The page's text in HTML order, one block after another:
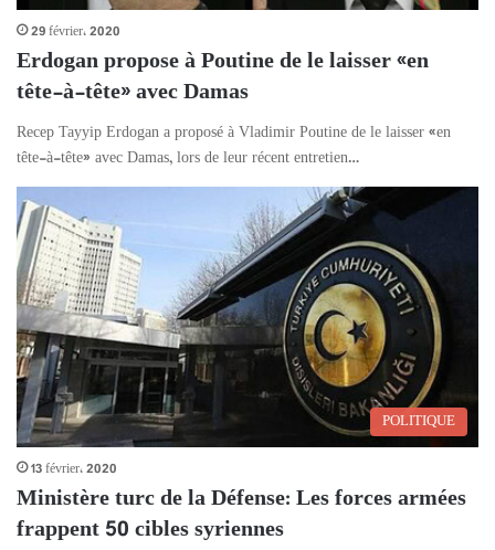
29 février، 2020
Erdogan propose à Poutine de le laisser «en
tête-à-tête» avec Damas
Recep Tayyip Erdogan a proposé à Vladimir Poutine de le laisser «en
tête-à-tête» avec Damas, lors de leur récent entretien…
POLITIQUE
13 février، 2020
Ministère turc de la Défense: Les forces armées
frappent 50 cibles syriennes